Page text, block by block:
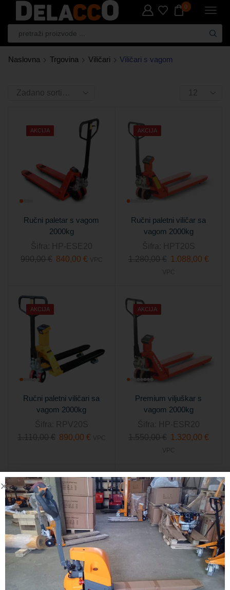
0
Naslovna Trgovina Viličari Viličari s vagom
AKCIJA
Ručni paletar s vagom
2000kg
990,00€ 840,00 € VPC
AKCIJA
Ručni paletni viličar sa
vagom 2000kg
1.280,00€ 1.088,00 €
VPC
AKCIJA
Ručni paletni viličari sa
vagom 2000kg
1.110,00€ 890,00 €
AKCIJA
Premium viljuškar s
vagom 2000kg
1.550,00€ 1.320,00 €
AKCIJA
Premium viljuškar s
vagom i pisačem 2000kg